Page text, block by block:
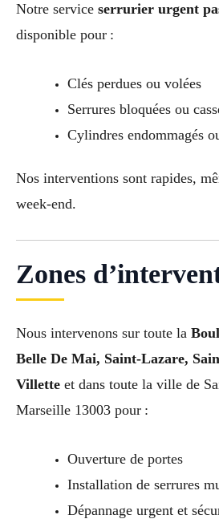
Notre service serrurier urgent
disponible pour :
Clés perdues ou volées
Serrures bloquées ou
Cylindres endommagés
Nos interventions sont rapides,
week-end.
Zones
Nous intervenons sur toute la
Belle De Mai, Saint-Lazare,
Villette et dans toute la ville de
Marseille 13003 pour :
Ouverture de portes
Installation de serrures
Dépannage urgent et